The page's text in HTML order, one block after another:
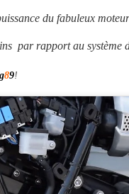
du fabuleux
par rapport au système
89!